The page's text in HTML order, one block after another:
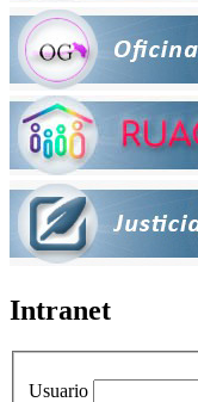
Intranet
Usuario